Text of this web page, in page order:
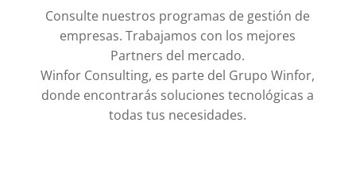
Consulte nuestros programas de gestión de
empresas. Trabajamos con los mejores
Partners del mercado.
Winfor Consulting, es parte del Grupo Winfor,
donde encontrarás soluciones tecnológicas a
todas tus necesidades.